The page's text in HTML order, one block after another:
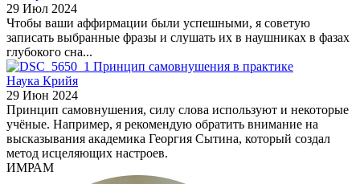
29 Июл 2024
Чтобы ваши аффирмации были успешными, я советую
записать выбранные фразы и слушать их в наушниках в фазах
глубокого сна...
Принцип самовнушения в практике
Наука Крийя
29 Июн 2024
Принцип самовнушения, силу слова используют и некоторые
учёные. Например, я рекомендую обратить внимание на
высказывания академика Георгия Сытина, который создал
метод исцеляющих настроев.
ИМРАМ